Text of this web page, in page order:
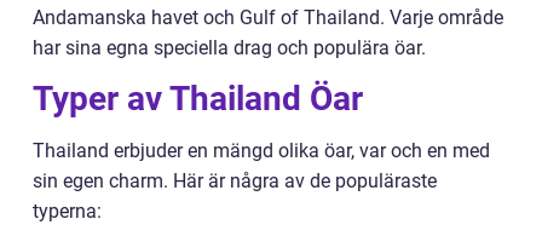
Andamanska havet och Gulf of Thailand. Varje område
har sina egna speciella drag och populära öar.
Typer av Thailand Öar
Thailand erbjuder en mängd olika öar, var och en med
sin egen charm. Här är några av de populäraste
typerna: